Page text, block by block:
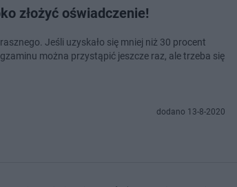
złożyć oświadczenie!
Jeśli uzyskało się mniej niż 30 procent
dodano 13-8-2020